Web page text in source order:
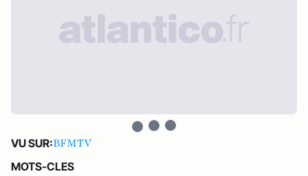
VU SUR:BFMTV
MOTS-CLES